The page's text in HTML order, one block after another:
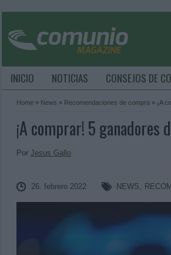
INICIO NOTICIAS CONSEJOS DE
Home » News » Recomendaciones de compra » ¡A
¡A comprar! 5 ganadores
Por Jesus Gallo
26. febrero 2022 NEWS,